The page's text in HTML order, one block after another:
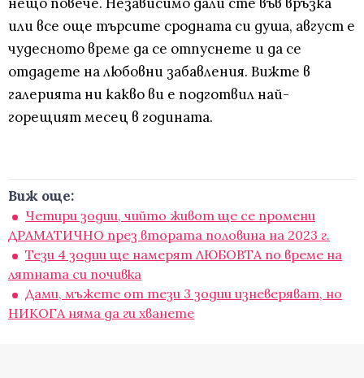
или все още търсите сродната си душа, август е
чудесното време да се отпуснете и да се
отдадете на любовни забавления. Вижте в
галерията ни какво ви е подготвил най-
горещият месец в годината.
Виж още:
Четири зодии, чийто живот ще се промени
ДРАМАТИЧНО през втората половина на 2023 г.
Тези 4 зодии ще намерят ЛЮБОВТА по време на
лятната си почивка
Дами, мъжете от тези 3 зодии изневеряват, но
НИКОГА няма да ги хванете